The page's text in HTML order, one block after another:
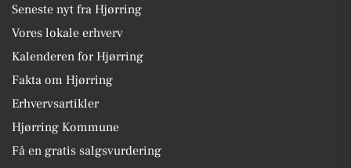
Seneste nyt fra Hjørring
Vores lokale erhverv
Kalenderen for Hjørring
Fakta om Hjørring
Erhvervsartikler
Hjørring Kommune
Få en gratis salgsvurdering